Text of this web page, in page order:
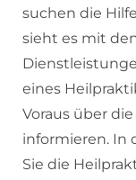
suchen die
sieht es mit
eines
Voraus über
informieren. In
Sie die